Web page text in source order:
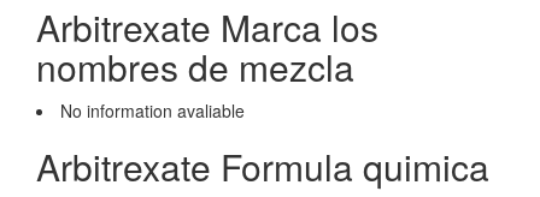
Arbitrexate Marca los
nombres de mezcla
No information avaliable
Arbitrexate Formula quimica